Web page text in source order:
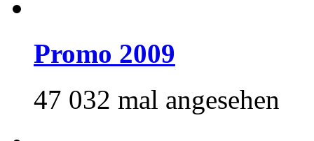
Promo 2009
47 032 mal angesehen